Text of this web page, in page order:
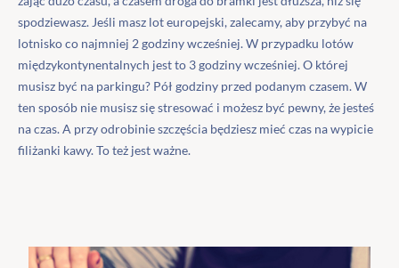
spodziewasz. Jeśli masz lot europejski, zalecamy, aby przybyć na
lotnisko co najmniej 2 godziny wcześniej. W przypadku lotów
międzykontynentalnych jest to 3 godziny wcześniej. O której
musisz być na parkingu? Pół godziny przed podanym czasem. W
ten sposób nie musisz się stresować i możesz być pewny, że jesteś
na czas. A przy odrobinie szczęścia będziesz mieć czas na wypicie
filiżanki kawy. To też jest ważne.